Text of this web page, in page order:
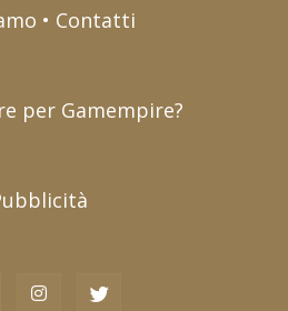
• Contatti
per Gamempire?